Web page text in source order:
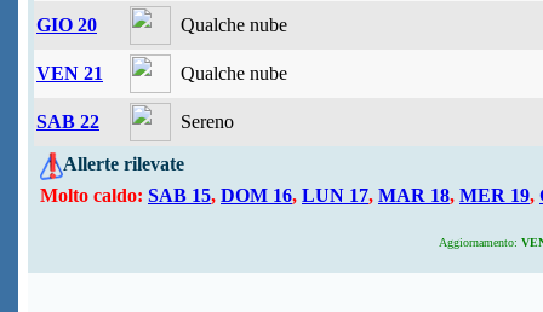
GIO 20 Qualche nube
VEN 21 Qualche nube
SAB 22 Sereno
Allerte rilevate
Molto caldo: SAB 15, DOM 16, LUN 17, MAR 18, MER 19,
Aggiornamento: